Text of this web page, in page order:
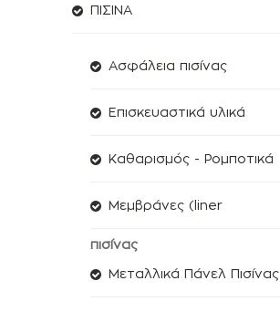
ΠΙΣΙΝΑ
Ασφάλεια πισίνας
Επισκευαστικά υλικά
Καθαρισμός - Ρομποτικά
Μεμβράνες (liner
πισίνας
Μεταλλικά Πάνελ Πισίνας